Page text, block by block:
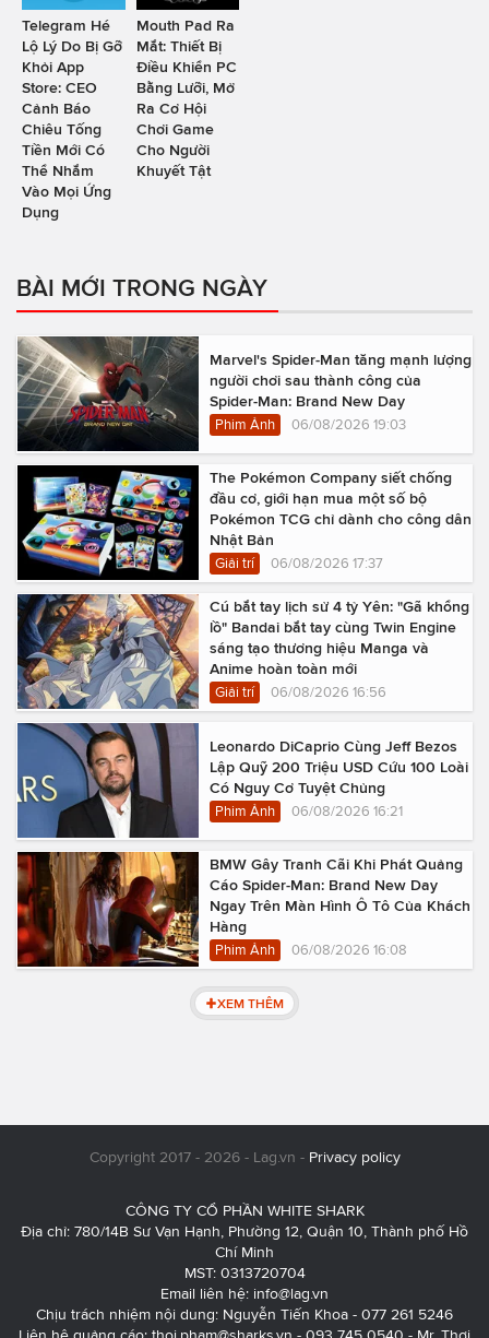
Telegram Hé
Lộ Lý Do Bị Gỡ
Khỏi App
Store: CEO
Cảnh Báo
Chiêu Tống
Tiền Mới Có
Thể Nhắm
Vào Mọi Ứng
Dụng
Mouth Pad Ra
Mắt: Thiết Bị
Điều Khiển PC
Bằng Lưỡi, Mở
Ra Cơ Hội
Chơi Game
Cho Người
Khuyết Tật
BÀI MỚI TRONG NGÀY
Marvel's Spider-Man tăng mạnh lượng
người chơi sau thành công của
Spider-Man: Brand New Day
Phim Ảnh 06/08/2026 19:03
The Pokémon Company siết chống
đầu cơ, giới hạn mua một số bộ
Pokémon TCG chỉ dành cho công dân
Nhật Bản
Giải trí 06/08/2026 17:37
Cú bắt tay lịch sử 4 tỷ Yên: "Gã khổng
lồ" Bandai bắt tay cùng Twin Engine
sáng tạo thương hiệu Manga và
Anime hoàn toàn mới
Giải trí 06/08/2026 16:56
Leonardo DiCaprio Cùng Jeff Bezos
Lập Quỹ 200 Triệu USD Cứu 100 Loài
Có Nguy Cơ Tuyệt Chủng
Phim Ảnh 06/08/2026 16:21
BMW Gây Tranh Cãi Khi Phát Quảng
Cáo Spider-Man: Brand New Day
Ngay Trên Màn Hình Ô Tô Của Khách
Hàng
Phim Ảnh 06/08/2026 16:08
XEM THÊM
Copyright 2017 - 2026 - Lag.vn - Privacy policy
CÔNG TY CỔ PHẦN WHITE SHARK
Địa chỉ: 780/14B Sư Vạn Hạnh, Phường 12, Quận 10, Thành phố Hồ
Chí Minh
MST: 0313720704
Email liên hệ: info@lag.vn
Chịu trách nhiệm nội dung: Nguyễn Tiến Khoa - 077 261 5246